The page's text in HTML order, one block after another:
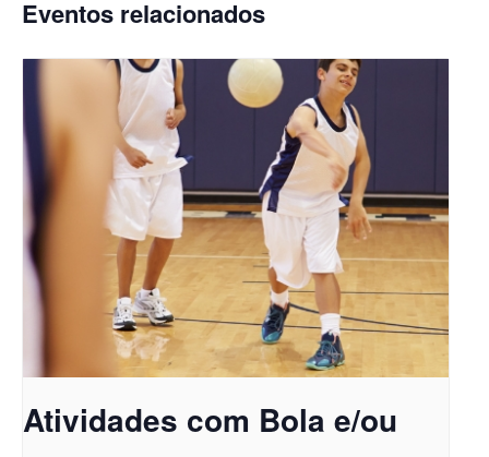
Eventos relacionados
Atividades com Bola e/ou